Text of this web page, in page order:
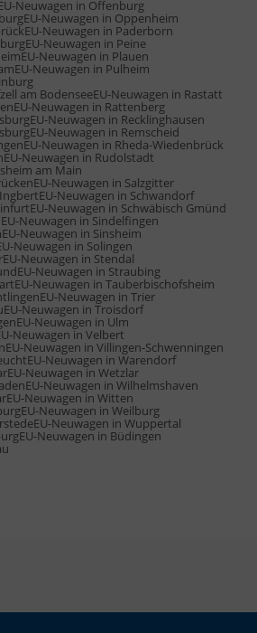
Neuwagen in Offenburg
EU-Neuwagen in Oppenheim
EU-Neuwagen in Paderborn
EU-Neuwagen in Peine
EU-Neuwagen in Plauen
EU-Neuwagen in Pulheim
am BodenseeEU-Neuwagen in Rastatt
EU-Neuwagen in Rattenberg
EU-Neuwagen in Recklinghausen
EU-Neuwagen in Remscheid
EU-Neuwagen in Rheda-Wiedenbrück
EU-Neuwagen in Rudolstadt
am Main
EU-Neuwagen in Salzgitter
EU-Neuwagen in Schwandorf
EU-Neuwagen in Schwäbisch Gmünd
EU-Neuwagen in Sindelfingen
EU-Neuwagen in Sinsheim
Neuwagen in Solingen
EU-Neuwagen in Stendal
EU-Neuwagen in Straubing
EU-Neuwagen in Tauberbischofsheim
EU-Neuwagen in Trier
EU-Neuwagen in Troisdorf
EU-Neuwagen in Ulm
Neuwagen in Velbert
EU-Neuwagen in Villingen-Schwenningen
EU-Neuwagen in Warendorf
EU-Neuwagen in Wetzlar
EU-Neuwagen in Wilhelmshaven
EU-Neuwagen in Witten
EU-Neuwagen in Weilburg
EU-Neuwagen in Wuppertal
EU-Neuwagen in Büdingen